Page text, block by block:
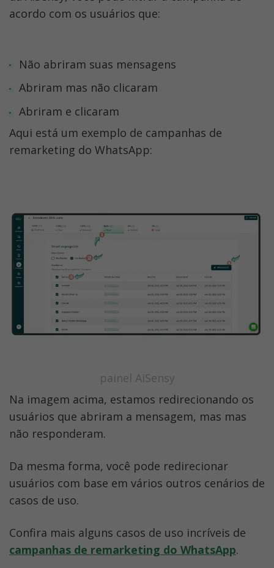
acordo com os usuários que:
Não abriram suas mensagens
Abriram mas não clicaram
Abriram e clicaram
Aqui está um exemplo de campanhas de
remarketing do WhatsApp:
painel AiSensy
Na imagem acima, estamos redirecionando os
usuários que abriram a mensagem, mas mas
não responderam.
Da mesma forma, você pode redirecionar
usuários com base em vários outros cenários de
casos de uso.
campanhas de remarketing do WhatsApp.